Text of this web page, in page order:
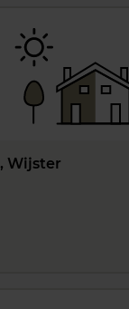
Wijster